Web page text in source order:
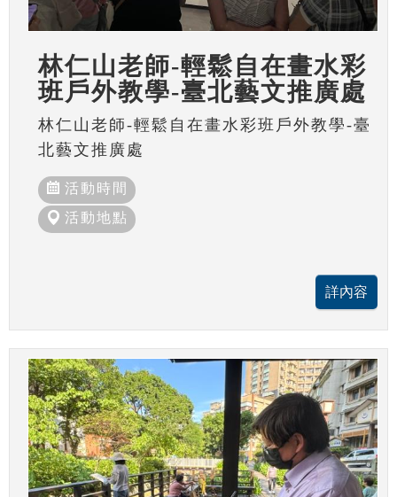
林仁山老師-輕鬆自在畫水彩
班戶外教學-臺北藝文推廣處
林仁山老師-輕鬆自在畫水彩班戶外教學-臺
北藝文推廣處
活動時間
活動地點